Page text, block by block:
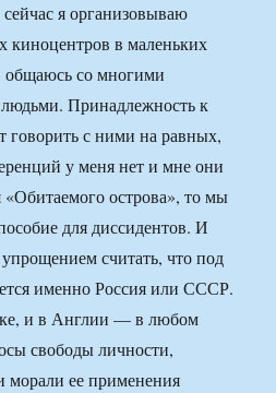
я организовываю
киноцентров в маленьких
общаюсь со многими
Принадлежность к
говорить с ними на равных,
у меня нет и мне они
острова», то мы
для диссидентов. И
считать, что под
именно Россия или СССР.
и в Англии — в любом
свободы личности,
морали ее применения